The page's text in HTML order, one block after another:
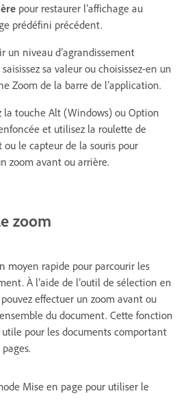
pour restaurer l’affichage au
prédéfini précédent.
un niveau d’agrandissement
sa valeur ou choisissez-en un
Zoom de la barre de l’application.
la touche Alt (Windows) ou Option
et utilisez la roulette de
le capteur de la souris pour
zoom avant ou arrière.
zoom
moyen rapide pour parcourir les
À l’aide de l’outil de sélection en
effectuer un zoom avant ou
du document. Cette fonction
pour les documents comportant
Mise en page pour utiliser le